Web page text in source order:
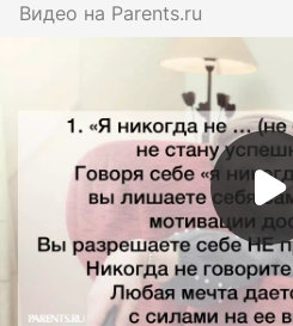
Видео на parents.ru